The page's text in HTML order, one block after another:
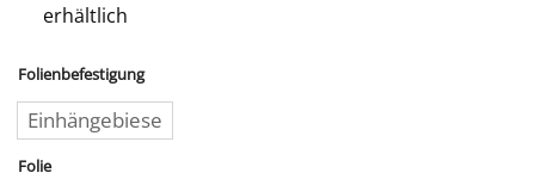
erhältlich
Folienbefestigung
Einhängebiese
Folie